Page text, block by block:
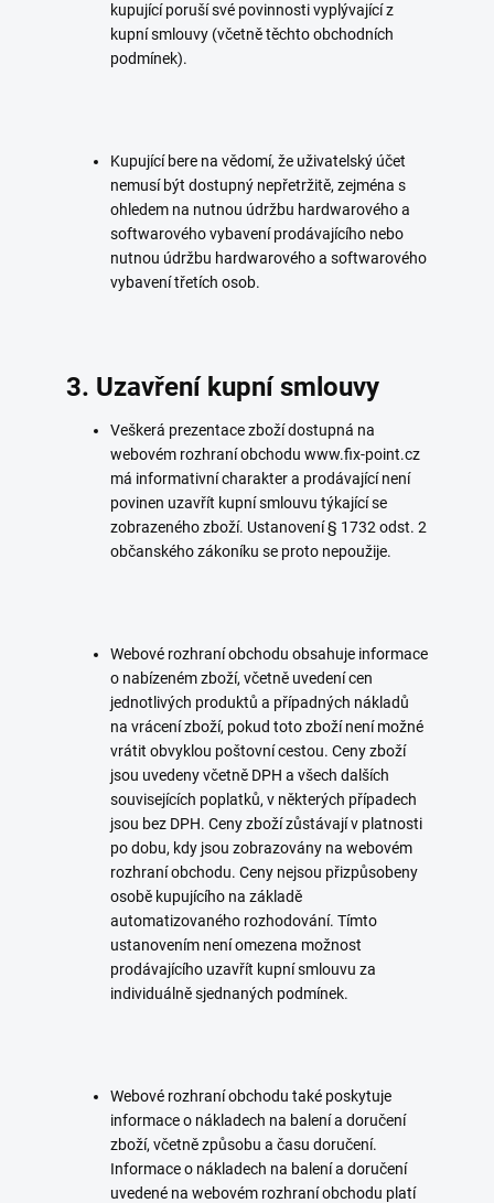
kupující poruší své povinnosti vyplývající z
kupní smlouvy (včetně těchto obchodních
podmínek).
Kupující bere na vědomí, že uživatelský účet
nemusí být dostupný nepřetržitě, zejména s
ohledem na nutnou údržbu hardwarového a
softwarového vybavení prodávajícího nebo
nutnou údržbu hardwarového a softwarového
vybavení třetích osob.
3. Uzavření kupní smlouvy
Veškerá prezentace zboží dostupná na
webovém rozhraní obchodu www.fix-point.cz
má informativní charakter a prodávající není
povinen uzavřít kupní smlouvu týkající se
zobrazeného zboží. Ustanovení § 1732 odst. 2
občanského zákoníku se proto nepoužije.
Webové rozhraní obchodu obsahuje informace
o nabízeném zboží, včetně uvedení cen
jednotlivých produktů a případných nákladů
na vrácení zboží, pokud toto zboží není možné
vrátit obvyklou poštovní cestou. Ceny zboží
jsou uvedeny včetně DPH a všech dalších
souvisejících poplatků, v některých případech
jsou bez DPH. Ceny zboží zůstávají v platnosti
po dobu, kdy jsou zobrazovány na webovém
rozhraní obchodu. Ceny nejsou přizpůsobeny
osobě kupujícího na základě
automatizovaného rozhodování. Tímto
ustanovením není omezena možnost
prodávajícího uzavřít kupní smlouvu za
individuálně sjednaných podmínek.
Webové rozhraní obchodu také poskytuje
informace o nákladech na balení a doručení
zboží, včetně způsobu a času doručení.
Informace o nákladech na balení a doručení
uvedené na webovém rozhraní obchodu platí